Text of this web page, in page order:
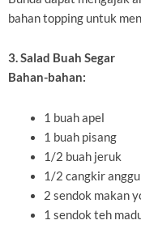
bahan topping untuk
3. Salad Buah Segar
Bahan-bahan:
1 buah apel
1 buah pisang
1/2 buah jeruk
1/2 cangkir
2 sendok makan
1 sendok teh